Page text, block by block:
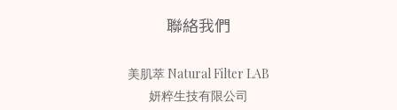
聯絡我們
美肌萃 Natural Filter LAB
妍粹生技有限公司